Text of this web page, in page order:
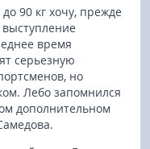
90 кг хочу, прежде
выступление
время
серьезную
но
Лебо запомнился
дополнительном